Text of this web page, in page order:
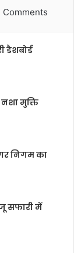
Comments
डैशबोर्ड
मुक्ति
निगम का
जू सफारी में